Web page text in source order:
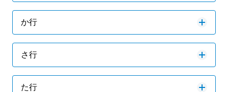
か行
さ行
た行